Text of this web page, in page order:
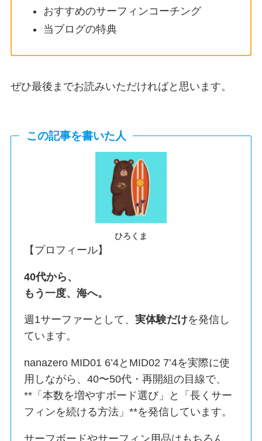
おすすめのサーフィンコーチング
当ブログの特典
ぜひ最後までお読みいただければと思います。
この記事を書いた人
ひろくま
【プロフィール】
40代から、
もう一度、海へ。
週1サーファーとして、実体験だけを発信し
ています。
nanazero MID01 6’4とMID02 7’4を実際に使
用しながら、40〜50代・再開組の目線で、
**「本数を増やすボード選び」と「長くサー
フィンを続ける方法」**を発信しています。